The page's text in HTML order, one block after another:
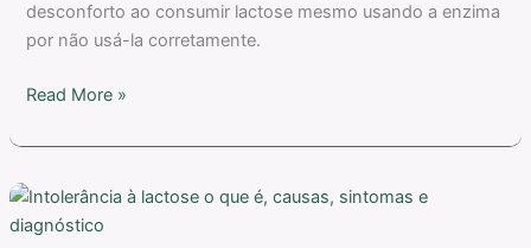
desconforto ao consumir lactose mesmo usando a enzima
por não usá-la corretamente.
Read More »
Intolerância
à